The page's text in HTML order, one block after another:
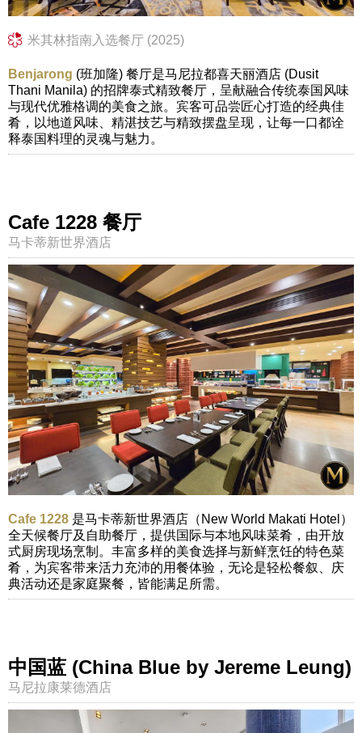
米其林指南入选餐厅 (2025)
Benjarong (班加隆) 餐厅是马尼拉都喜天丽酒店 (Dusit
Thani Manila) 的招牌泰式精致餐厅，呈献融合传统泰国风味
与现代优雅格调的美食之旅。宾客可品尝匠心打造的经典佳
肴，以地道风味、精湛技艺与精致摆盘呈现，让每一口都诠
释泰国料理的灵魂与魅力。
Cafe 1228 餐厅
马卡蒂新世界酒店
Cafe 1228 是马卡蒂新世界酒店（New World Makati Hotel）
全天候餐厅及自助餐厅，提供国际与本地风味菜肴，由开放
式厨房现场烹制。丰富多样的美食选择与新鲜烹饪的特色菜
肴，为宾客带来活力充沛的用餐体验，无论是轻松餐叙、庆
典活动还是家庭聚餐，皆能满足所需。
中国蓝 (China Blue by Jereme Leung)
马尼拉康莱德酒店